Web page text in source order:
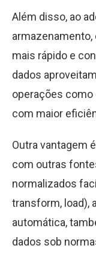
Além disso, ao
mais rápido e
dados
operações
com maior
Outra vantagem
com outras
normalizados
transform, load),
automática,
dados sob